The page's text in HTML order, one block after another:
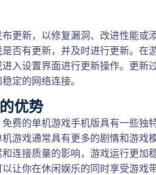
更新，以修复漏洞、改进性能或
否有更新，并及时进行更新。在
入设置界面进行更新操作。更新
定的网络连接。
优势
费的单机游戏手机版具有一些独
游戏通常具有更多的剧情和游戏
连接质量的影响，游戏运行更加
让你在休闲娱乐的同时享受游戏